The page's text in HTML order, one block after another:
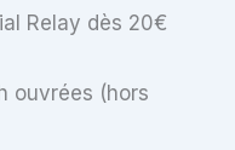
Relay dès 20€
ouvrées (hors